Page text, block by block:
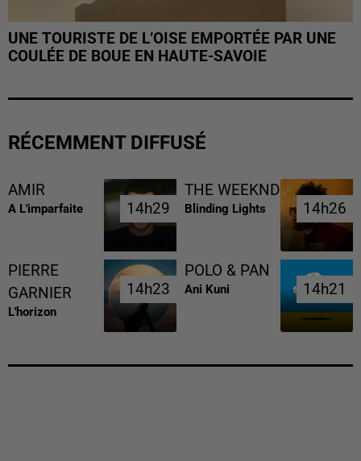
UNE TOURISTE DE L’OISE EMPORTÉE PAR UNE
COULÉE DE BOUE EN HAUTE-SAVOIE
RÉCEMMENT DIFFUSÉ
AMIR
A L'imparfaite 14h29
14h29
THE WEEKND
Blinding Lights 14h26
14h26
PIERRE
GARNIER
L'horizon
14h23
14h23
POLO & PAN
Ani Kuni 14h21
14h21